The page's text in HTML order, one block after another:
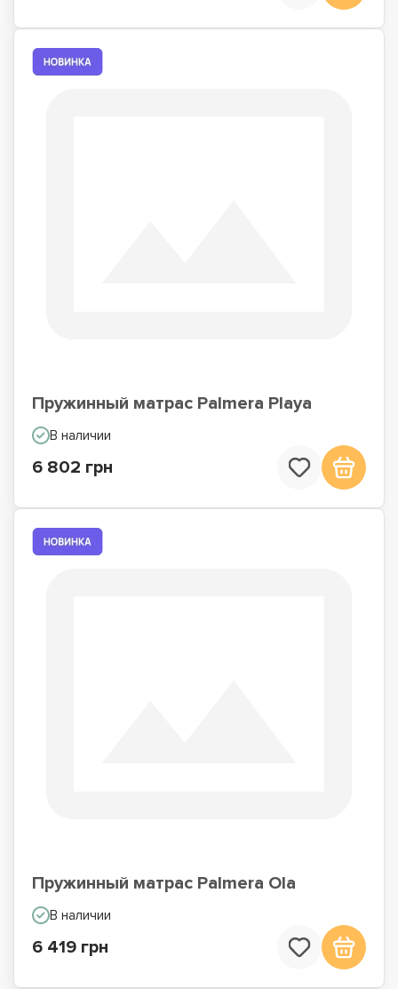
Пружинный матрас Palmera Playa
В наличии
6 802 грн
Пружинный матрас Palmera Ola
В наличии
6 419 грн